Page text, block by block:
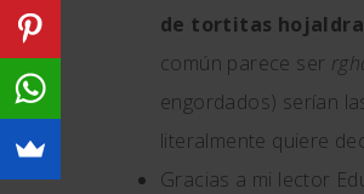
de tortitas
común parece ser
engordados) serían
literalmente quiere
Gracias a mi lector